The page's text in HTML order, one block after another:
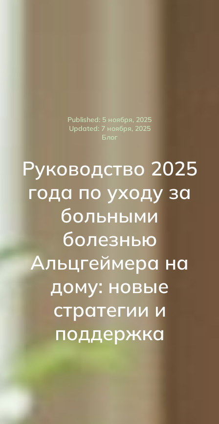
Published: 5 ноября, 2025
Updated: 7 ноября, 2025
Блог
Руководство 2025
года по уходу за
больными
болезнью
Альцгеймера на
дому: новые
стратегии и
поддержка